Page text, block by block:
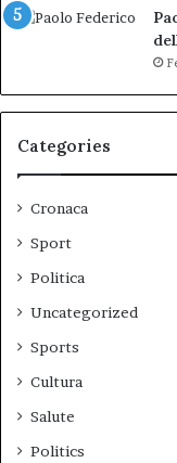
Categories
Cronaca
Sport
Politica
Uncategorized
Sports
Cultura
Salute
Politics